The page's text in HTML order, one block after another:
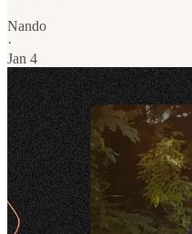
Nando
·
Jan 4